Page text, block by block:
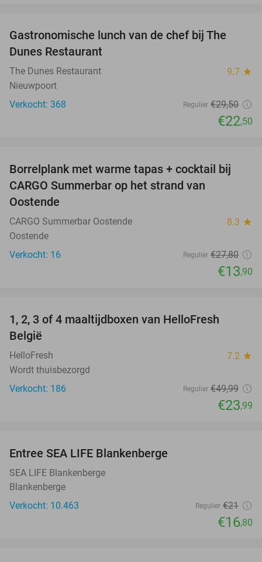
Gastronomische lunch van de chef bij The
Dunes Restaurant
The Dunes Restaurant 9.7 star
Nieuwpoort
Verkocht: 368
Regulier €29,50
€22,50
50%
Borrelplank met warme tapas + cocktail bij
CARGO Summerbar op het strand van
Oostende
CARGO Summerbar Oostende 8.3 star
Oostende
Verkocht: 16
Regulier €27,80
€13,90
1, 2, 3 of 4 maaltijdboxen van HelloFresh
België
HelloFresh 7.2 star
Wordt thuisbezorgd
Verkocht: 186
Regulier €49,99
€23,99
Entree SEA LIFE Blankenberge
SEA LIFE Blankenberge
Blankenberge
Verkocht: 10.463
Regulier €21
€16,80